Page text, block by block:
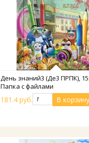
Подробнее
День знаний3 (Де3 ПРПК),
Папка с файлами
181.4 руб.